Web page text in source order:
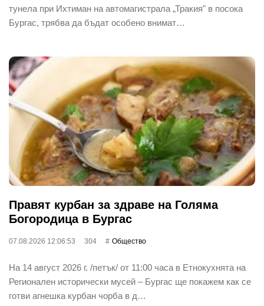
тунела при Ихтиман на автомагистрала „Тракия" в посока
Бургас, трябва да бъдат особено внимат…
Правят курбан за здраве на Голяма
Богородица в Бургас
07.08.2026 12:06:53 304 Общество
На 14 август 2026 г. /петък/ от 11:00 часа в Етнокухнята на
Регионален исторически мусей – Бургас ще покажем как се
готви агнешка курбан чорба в д…